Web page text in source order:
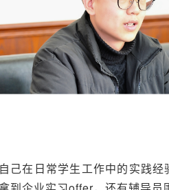
己在日常学生工作中的实践